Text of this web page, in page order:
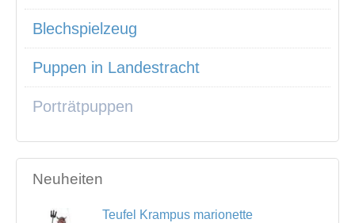
Blechspielzeug
Puppen in Landestracht
Porträtpuppen
Neuheiten
Teufel Krampus marionette